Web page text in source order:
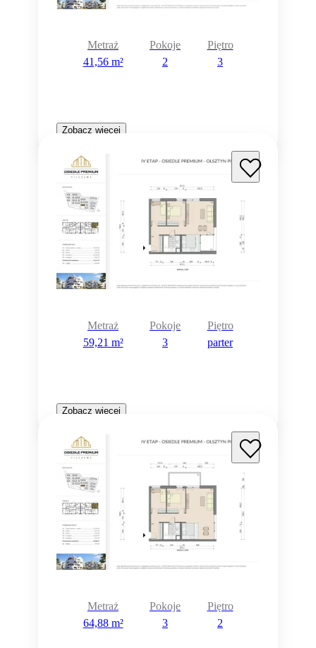
Metraż
41,56 m²
Pokoje
2
Piętro
3
Zobacz więcej
Metraż
59,21 m²
Pokoje
3
Piętro
parter
Zobacz więcej
Metraż
64,88 m²
Pokoje
3
Piętro
2